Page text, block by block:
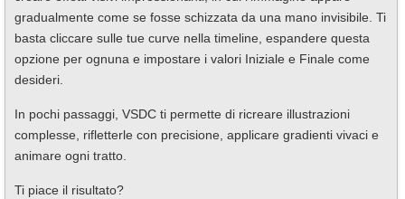
gradualmente come se fosse schizzata da una mano invisibile. Ti
basta cliccare sulle tue curve nella timeline, espandere questa
opzione per ognuna e impostare i valori Iniziale e Finale come
desideri.
In pochi passaggi, VSDC ti permette di ricreare illustrazioni
complesse, rifletterle con precisione, applicare gradienti vivaci e
animare ogni tratto.
Ti piace il risultato?